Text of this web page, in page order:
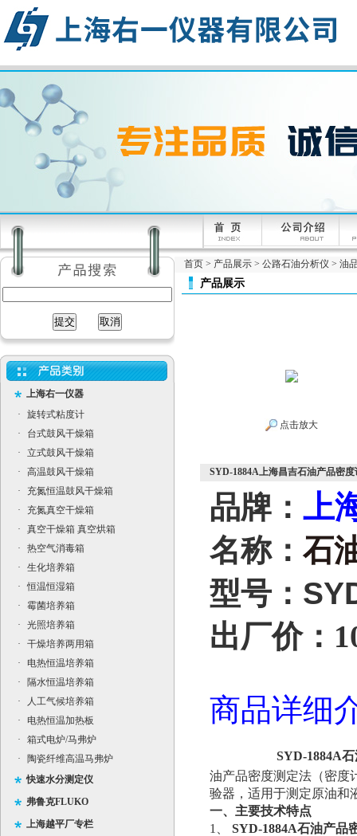
上海右一仪器
·
旋转式粘度计
·
台式鼓风干燥箱
·
立式鼓风干燥箱
·
高温鼓风干燥箱
·
充氮恒温鼓风干燥箱
·
充氮真空干燥箱
·
真空干燥箱 真空烘箱
·
热空气消毒箱
·
生化培养箱
·
恒温恒湿箱
·
霉菌培养箱
·
光照培养箱
·
干燥培养两用箱
·
电热恒温培养箱
·
隔水恒温培养箱
·
人工气候培养箱
·
电热恒温加热板
·
箱式电炉/马弗炉
·
陶瓷纤维高温马弗炉
快速水分测定仪
弗鲁克FLUKO
上海越平厂专栏
首页 > 产品展示 > 公路石油分析仪 > 油
产品展示
点击放大
SYD-1884A上海昌吉石油产品密
品牌： 上
名称： 石
型号：
出厂价：
商品详细
SYD-1884A
油产品密度测定法（密度
验器，适用于测定原油和
一、主要技术特点
1、
SYD-1884A石油产品